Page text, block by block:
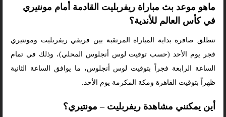
ماهو موعد بث مباراة ريفربليت القادمة أمام مونتيري
في كأس العالم للأندية؟
تنطلق صافرة بداية المباراة المرتقبة بين فريقي ريفربليت ومونتيري
فجر يوم الأحد (حسب توقيت لوس أنجلوس المحلي)، وذلك في تمام
الساعة الرابعة فجراً بتوقيت لوس أنجلوس، ما يوافق الساعة الثانية
ظهراً بتوقيت القاهرة ومكة المكرمة يوم الأحد.
أين يمكنني مشاهدة ريفربليت – مونتيري؟